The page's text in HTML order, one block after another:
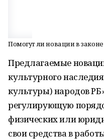
Помогут ли новации в
Предлагаемые
культурного
культуры) народов
регулирующую
физических или
свои средства в